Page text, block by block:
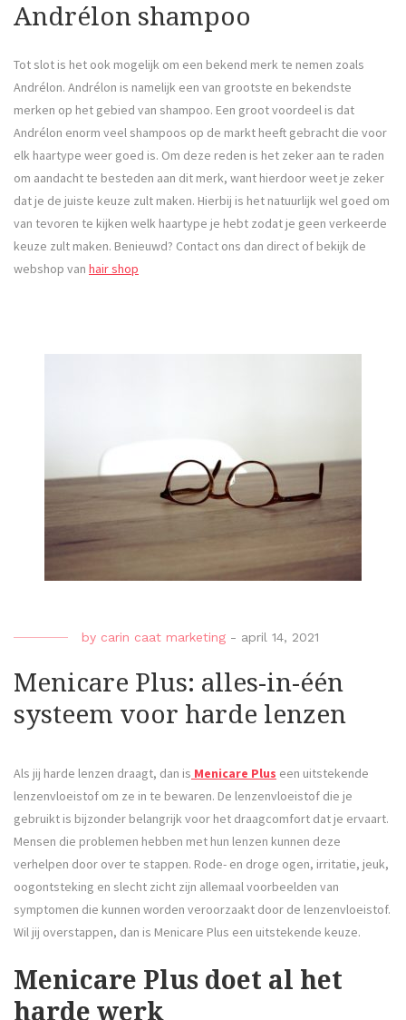
Andrélon shampoo
Tot slot is het ook mogelijk om een bekend merk te nemen zoals
Andrélon. Andrélon is namelijk een van grootste en bekendste
merken op het gebied van shampoo. Een groot voordeel is dat
Andrélon enorm veel shampoos op de markt heeft gebracht die voor
elk haartype weer goed is. Om deze reden is het zeker aan te raden
om aandacht te besteden aan dit merk, want hierdoor weet je zeker
dat je de juiste keuze zult maken. Hierbij is het natuurlijk wel goed om
van tevoren te kijken welk haartype je hebt zodat je geen verkeerde
keuze zult maken. Benieuwd? Contact ons dan direct of bekijk de
webshop van hair shop
by carin caat marketing - april 14, 2021
Menicare Plus: alles-in-één
systeem voor harde lenzen
Als jij harde lenzen draagt, dan is Menicare Plus een uitstekende
lenzenvloeistof om ze in te bewaren. De lenzenvloeistof die je
gebruikt is bijzonder belangrijk voor het draagcomfort dat je ervaart.
Mensen die problemen hebben met hun lenzen kunnen deze
verhelpen door over te stappen. Rode- en droge ogen, irritatie, jeuk,
oogontsteking en slecht zicht zijn allemaal voorbeelden van
symptomen die kunnen worden veroorzaakt door de lenzenvloeistof.
Wil jij overstappen, dan is Menicare Plus een uitstekende keuze.
Menicare Plus doet al het
harde werk